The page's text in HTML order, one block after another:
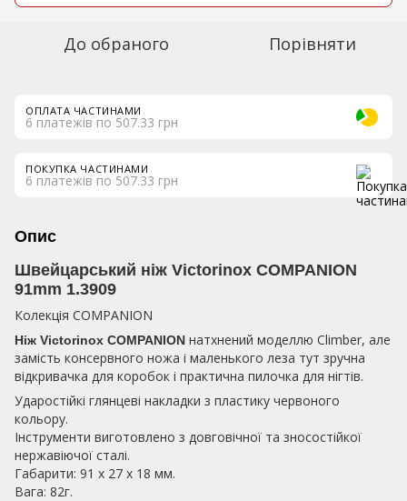
До обраного Порівняти
ОПЛАТА ЧАСТИНАМИ
6 платежів по 507.33 грн
ПОКУПКА ЧАСТИНАМИ
6 платежів по 507.33 грн
Опис
Швейцарський ніж Victorinox COMPANION
91mm 1.3909
Колекція COMPANION
Ніж Victorinox COMPANION натхнений моделлю Climber, але
замість консервного ножа і маленького леза тут зручна
відкривачка для коробок і практична пилочка для нігтів.
Ударостійкі глянцеві накладки з пластику червоного
кольору.
Інструменти виготовлено з довговічної та зносостійкої
нержавіючої сталі.
Габарити: 91 x 27 x 18 мм.
Вага: 82г.